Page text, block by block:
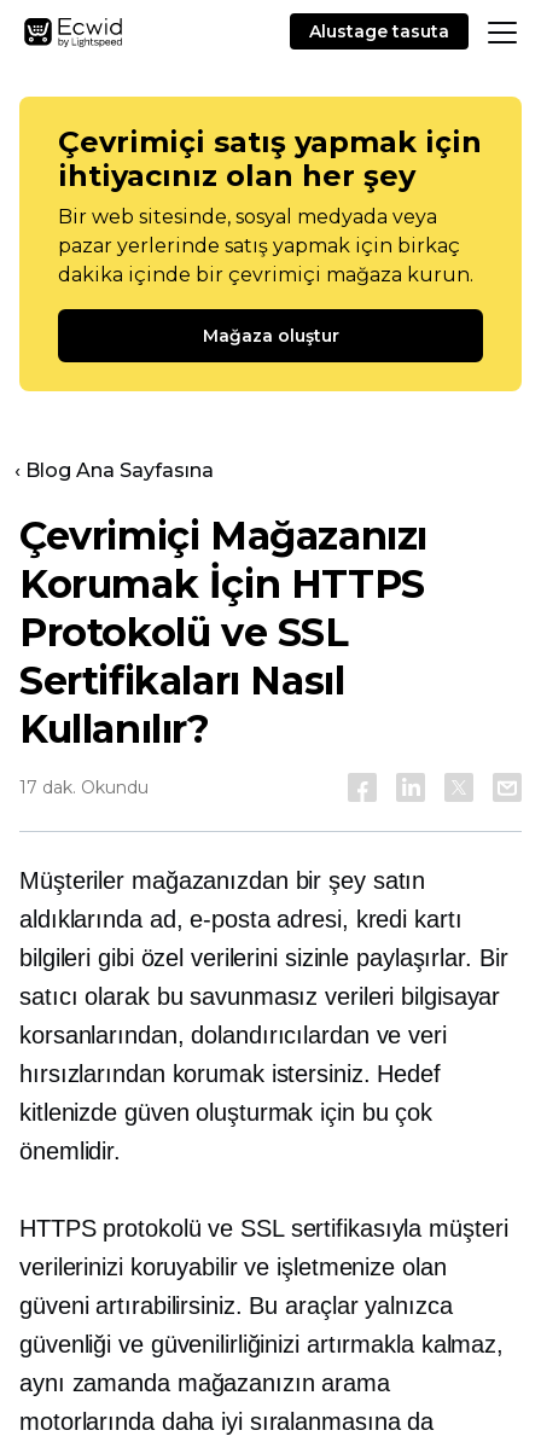
Alustage tasuta
Çevrimiçi satış yapmak için
ihtiyacınız olan her şey
Bir web sitesinde, sosyal medyada veya
pazar yerlerinde satış yapmak için birkaç
dakika içinde bir çevrimiçi mağaza kurun.
Mağaza oluştur
‹ Blog Ana Sayfasına
Çevrimiçi Mağazanızı
Korumak İçin HTTPS
Protokolü ve SSL
Sertifikaları Nasıl
Kullanılır?
17 dak. Okundu
Müşteriler mağazanızdan bir şey satın
aldıklarında ad, e-posta adresi, kredi kartı
bilgileri gibi özel verilerini sizinle paylaşırlar. Bir
satıcı olarak bu savunmasız verileri bilgisayar
korsanlarından, dolandırıcılardan ve veri
hırsızlarından korumak istersiniz. Hedef
kitlenizde güven oluşturmak için bu çok
önemlidir.
HTTPS protokolü ve SSL sertifikasıyla müşteri
verilerinizi koruyabilir ve işletmenize olan
güveni artırabilirsiniz. Bu araçlar yalnızca
güvenliği ve güvenilirliğinizi artırmakla kalmaz,
aynı zamanda mağazanızın arama
motorlarında daha iyi sıralanmasına da